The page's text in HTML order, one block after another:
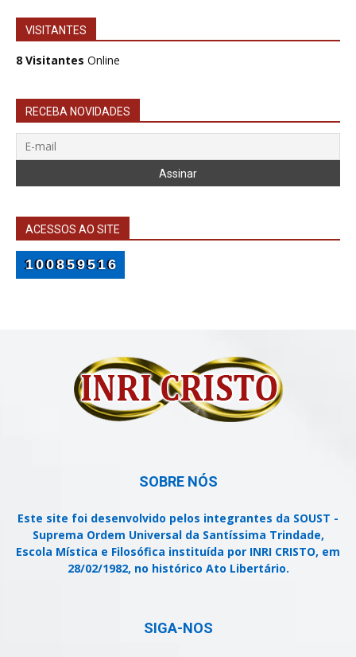
VISITANTES
8 Visitantes Online
RECEBA NOVIDADES
ACESSOS AO SITE
100859516
SOBRE NÓS
Este site foi desenvolvido pelos integrantes da SOUST -
Suprema Ordem Universal da Santíssima Trindade,
Escola Mística e Filosófica instituída por INRI CRISTO, em
28/02/1982, no histórico Ato Libertário.
SIGA-NOS